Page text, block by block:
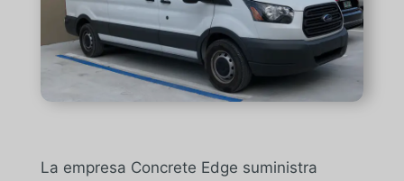
La empresa Concrete Edge suministra